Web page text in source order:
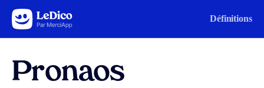
Aller au contenu Définitions
Pronaos